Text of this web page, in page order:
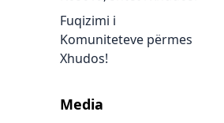
Fuqizimi i
Komuniteteve përmes
Xhudos!
Media